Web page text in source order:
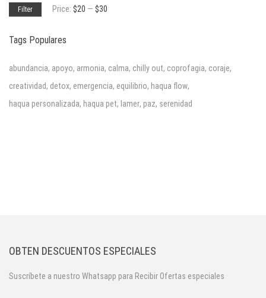
Min
MaxFilter Price: $20 — $30
Tags Populares
abundancia, apoyo, armonia, calma, chilly out, coprofagia, coraje,
creatividad, detox, emergencia, equilibrio, haqua flow,
haqua personalizada, haqua pet, lamer, paz, serenidad
OBTEN DESCUENTOS ESPECIALES
Suscríbete a nuestro Whatsapp para Recibir Ofertas especiales